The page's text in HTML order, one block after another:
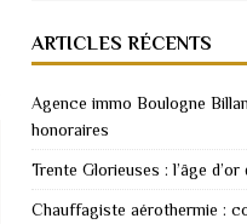
ARTICLES RÉCENTS
Agence immo Boulogne
honoraires
Trente Glorieuses : l’âge
Chauffagiste aérothermie :